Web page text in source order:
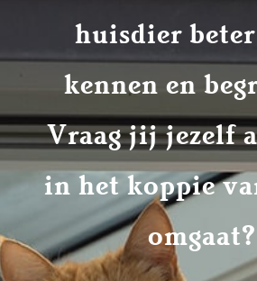
huisdier
kennen en
Vraag jij jezelf
in het koppie
omgaat?